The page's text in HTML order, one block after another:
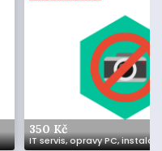
350 Kč